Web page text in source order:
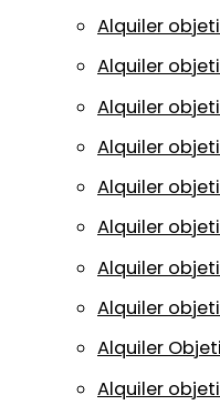
Alquiler
Alquiler
Alquiler
Alquiler
Alquiler
Alquiler
Alquiler
Alquiler
Alquiler
Alquiler